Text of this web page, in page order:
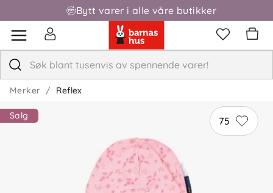
Bytt varer i alle våre butikker
Merker Reflex
75
Salg